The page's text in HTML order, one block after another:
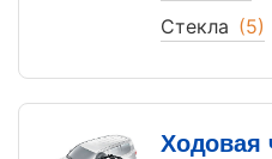
Стекла (5)
Ходовая